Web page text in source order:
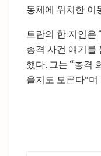
동체에 위치한 이
트란의 한 지인은
총격 사건 얘기를
했다. 그는 “총격
을지도 모른다”